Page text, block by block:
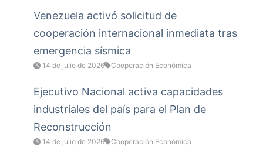
Venezuela activó solicitud de
cooperación internacional inmediata tras
emergencia sísmica
14 de julio de 2026 Cooperación Económica
Ejecutivo Nacional activa capacidades
industriales del país para el Plan de
Reconstrucción
14 de julio de 2026 Cooperación Económica